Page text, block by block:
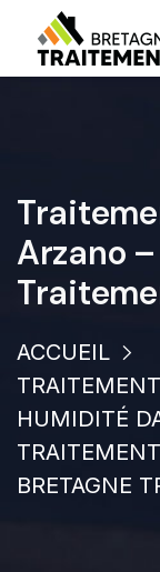
Arzano
ACCUEIL
HUMIDITÉ
BRETAGNE